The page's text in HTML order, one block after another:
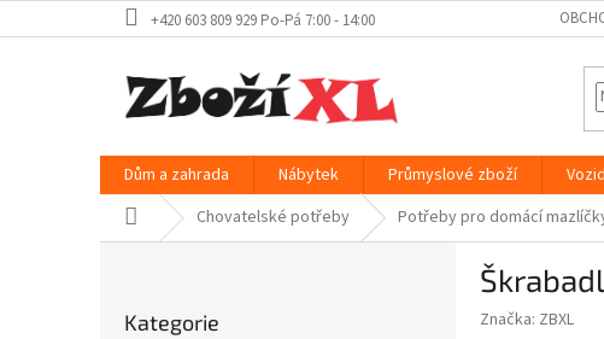
na
+420 603 809 929 Po-Pá 7:00 - 14:00
Dům a zahrada Nábytek Průmyslové zboží
Domů Chovatelské potřeby Potřeby pro domácí
kategorie
Kategorie
Značka: ZBXL